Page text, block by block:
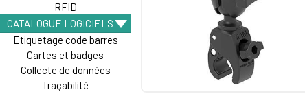
RFID
CATALOGUE LOGICIELS
Etiquetage code barres
Cartes et badges
Collecte de données
Traçabilité